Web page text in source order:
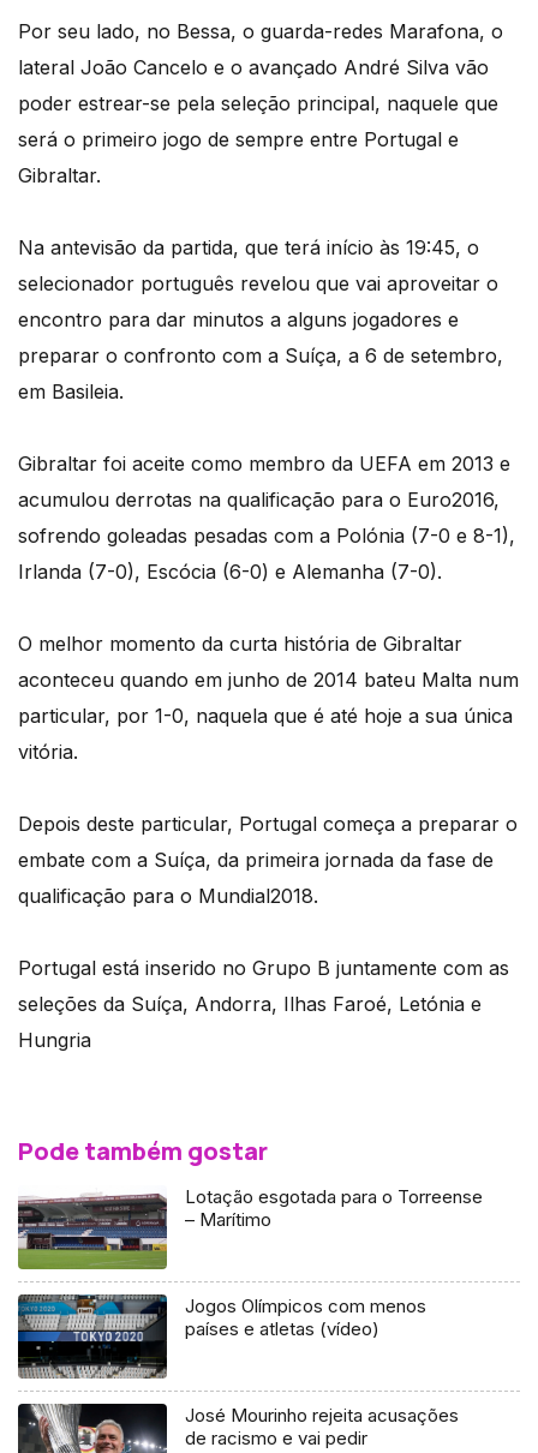
Por seu lado, no Bessa, o guarda-redes Marafona, o
lateral João Cancelo e o avançado André Silva vão
poder estrear-se pela seleção principal, naquele que
será o primeiro jogo de sempre entre Portugal e
Gibraltar.
Na antevisão da partida, que terá início às 19:45, o
selecionador português revelou que vai aproveitar o
encontro para dar minutos a alguns jogadores e
preparar o confronto com a Suíça, a 6 de setembro,
em Basileia.
Gibraltar foi aceite como membro da UEFA em 2013 e
acumulou derrotas na qualificação para o Euro2016,
sofrendo goleadas pesadas com a Polónia (7-0 e 8-1),
Irlanda (7-0), Escócia (6-0) e Alemanha (7-0).
O melhor momento da curta história de Gibraltar
aconteceu quando em junho de 2014 bateu Malta num
particular, por 1-0, naquela que é até hoje a sua única
vitória.
Depois deste particular, Portugal começa a preparar o
embate com a Suíça, da primeira jornada da fase de
qualificação para o Mundial2018.
Portugal está inserido no Grupo B juntamente com as
seleções da Suíça, Andorra, Ilhas Faroé, Letónia e
Hungria
Pode também gostar
Lotação esgotada para o Torreense
– Marítimo
Jogos Olímpicos com menos
países e atletas (vídeo)
José Mourinho rejeita acusações
de racismo e vai pedir